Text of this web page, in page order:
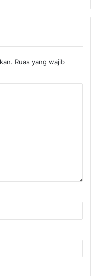
Ruas yang wajib